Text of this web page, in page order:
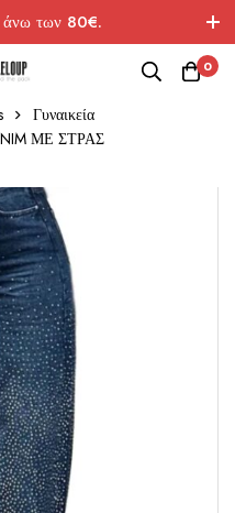
άνω των 80€.
0
Γυναικεία
ΜΕ ΣΤΡΑΣ